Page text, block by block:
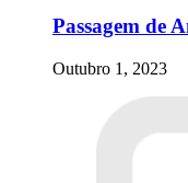
Passagem de
Outubro 1, 2023